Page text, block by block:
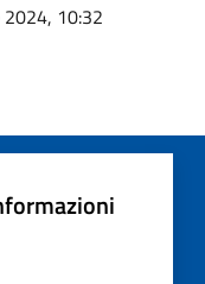
2024, 10:32